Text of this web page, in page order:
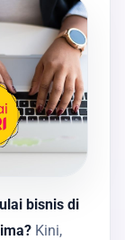
bisnis di
Kini,